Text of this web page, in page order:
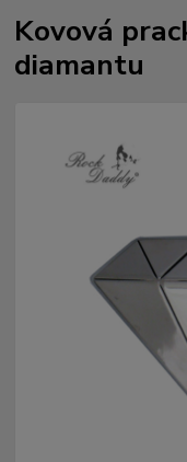
Kovová
diamantu